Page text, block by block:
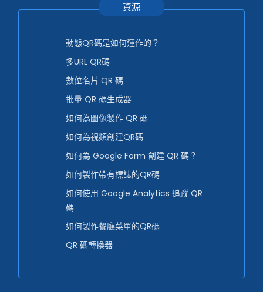
資源
動態QR碼是如何運作的？
多URL QR碼
數位名片 QR 碼
批量 QR 碼生成器
如何為圖像製作 QR 碼
如何為視頻創建QR碼
如何為 Google Form 創建 QR 碼？
如何製作帶有標誌的QR碼
如何使用 Google Analytics 追蹤 QR
碼
如何製作餐廳菜單的QR碼
QR 碼轉換器